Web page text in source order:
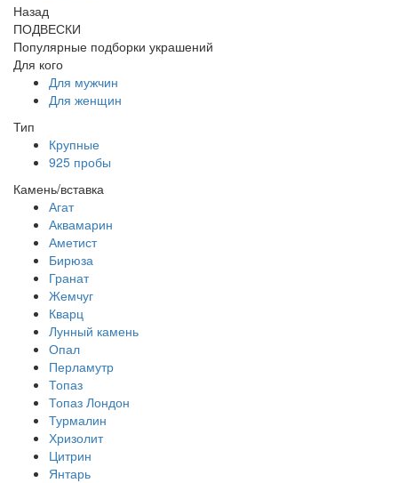
Назад
ПОДВЕСКИ
Популярные подборки украшений
Для кого
Для мужчин
Для женщин
Тип
Крупные
925 пробы
Камень/вставка
Агат
Аквамарин
Аметист
Бирюза
Гранат
Жемчуг
Кварц
Лунный камень
Опал
Перламутр
Топаз
Топаз Лондон
Турмалин
Хризолит
Цитрин
Янтарь